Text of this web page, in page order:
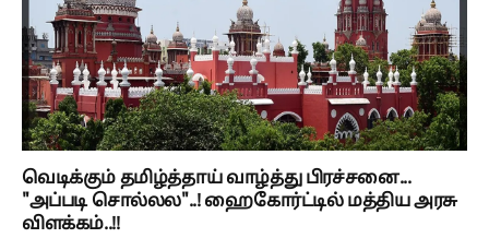
வெடிக்கும் தமிழ்த்தாய் வாழ்த்து பிரச்சனை...
"அப்படி சொல்லல"..! ஹைகோர்ட்டில் மத்திய அரசு
விளக்கம்..!!